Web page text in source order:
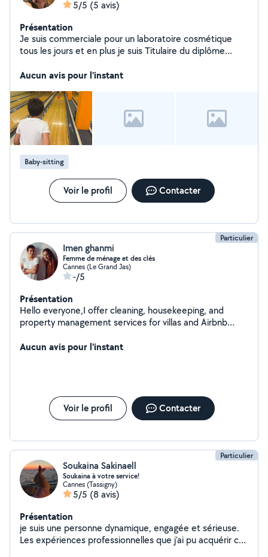
5/5 (5 avis)
Présentation
Je suis commerciale pour un laboratoire cosmétique
tous les jours et en plus je suis Titulaire du diplôme
loulous. Je suis organisée, patiente, à l'écoute :)
Aucun avis pour l'instant
Baby-sitting
Voir le profil Contacter
Particulier
Imen ghanmi
Femme de ménage et des clés
Cannes (Le Grand Jas)
-/5
Présentation
Hello everyone,I offer cleaning, housekeeping, and
property management services for villas and Airbnb
care of cleaning, guest check-ins/check-outs, property
Aucun avis pour l'instant
Voir le profil Contacter
Particulier
Soukaina Sakinaell
Soukaina à votre service!
Cannes (Tassigny)
5/5 (8 avis)
Présentation
je suis une personne dynamique, engagée et sérieuse.
Les expériences professionnelles que j'ai pu acquérir ces